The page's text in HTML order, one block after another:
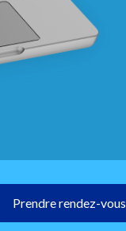
Prendre rendez-vous